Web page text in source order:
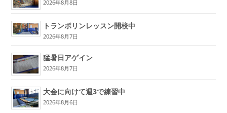
2026年8月8日
トランポリンレッスン開校中
2026年8月7日
猛暑日アゲイン
2026年8月7日
大会に向けて週3で練習中
2026年8月6日